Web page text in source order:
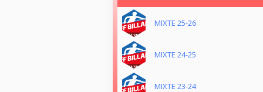
MIXTE 25-26
MIXTE 24-25
MIXTE 23-24